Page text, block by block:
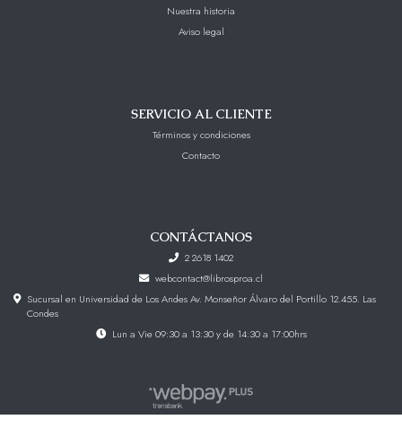
Nuestra historia
Aviso legal
SERVICIO AL CLIENTE
Términos y condiciones
Contacto
CONTÁCTANOS
2 2618 1402
webcontact@librosproa.cl
Sucursal en Universidad de Los Andes Av. Monseñor Álvaro del Portillo 12.455. Las
Condes
Lun a Vie 09:30 a 13:30 y de 14:30 a 17:00hrs